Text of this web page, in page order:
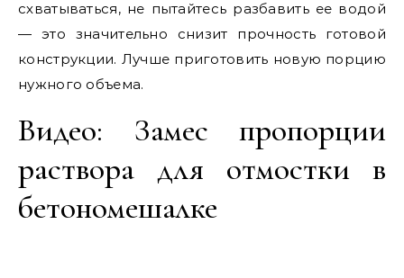
схватываться, не пытайтесь разбавить ее водой
— это значительно снизит прочность готовой
конструкции. Лучше приготовить новую порцию
нужного объема.
Видео: Замес пропорции
раствора для отмостки в
бетономешалке